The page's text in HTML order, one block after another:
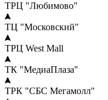
ТРЦ "Любимово"
ТЦ "Московский"
ТРЦ West Mall
ТК "МедиаПлаза"
ТРК "СБС Мегамолл"